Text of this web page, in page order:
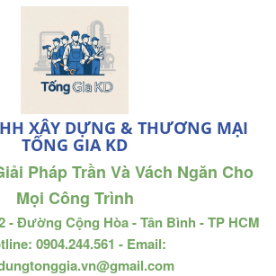
XÂY DỰNG & THƯƠNG MẠI
TỐNG GIA KD
Pháp Trần Và Vách Ngăn Cho
Mọi Công Trình
- Đường Cộng Hòa - Tân Bình - TP HCM
0904.244.561 - Email: